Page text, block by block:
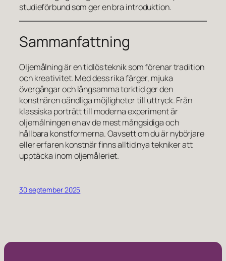
studieförbund som ger en bra introduktion.
Sammanfattning
Oljemålning är en tidlös teknik som förenar tradition
och kreativitet. Med dess rika färger, mjuka
övergångar och långsamma torktid ger den
konstnären oändliga möjligheter till uttryck. Från
klassiska porträtt till moderna experiment är
oljemålningen en av de mest mångsidiga och
hållbara konstformerna. Oavsett om du är nybörjare
eller erfaren konstnär finns alltid nya tekniker att
upptäcka inom oljemåleriet.
30 september 2025